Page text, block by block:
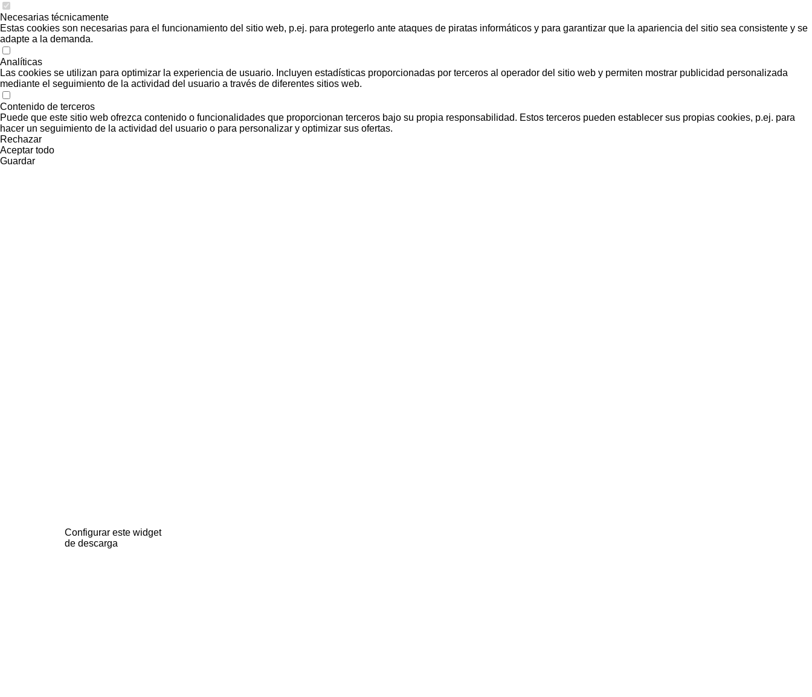
1. Amasar aproximadamente con un 21% de agua,
2. Dejar reposar 5 minutos antes de su aplicación.
3. Volver a mezclar nuevamente para tener la pasta
4. Aplicar preferentemente con llana dentada y
comprobar que el adhesivo no hay formado una
El consumo aproximado de
ONOTEK-COLA
Envasados en sacos de 25 Kg.
Configurar este widget
de descarga
Necesarias técnicamente
Estas cookies son necesarias para el funcionamiento del sitio web, p.ej. para protegerlo ante ataques de piratas informáticos y para garantizar que la apariencia del sitio sea consistente y se
adapte a la demanda.
Analíticas
Las cookies se utilizan para optimizar la experiencia de usuario. Incluyen estadísticas proporcionadas por terceros al operador del sitio web y permiten mostrar publicidad personalizada
mediante el seguimiento de la actividad del usuario a través de diferentes sitios web.
Contenido de terceros
Puede que este sitio web ofrezca contenido o funcionalidades que proporcionan terceros bajo su propia responsabilidad. Estos terceros pueden establecer sus propias cookies, p.ej. para
hacer un seguimiento de la actividad del usuario o para personalizar y optimizar sus ofertas.
Rechazar
Aceptar todo
Guardar